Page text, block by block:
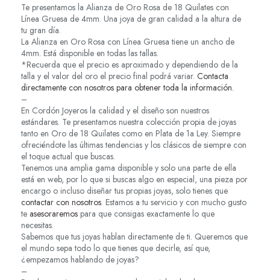
Te presentamos la Alianza de Oro Rosa de 18 Quilates con
Línea Gruesa de 4mm. Una joya de gran calidad a la altura de
tu gran día.
La Alianza en Oro Rosa con Línea Gruesa tiene un ancho de
4mm. Está disponible en todas las tallas.
*Recuerda que el precio es aproximado y dependiendo de la
talla y el valor del oro el precio final podrá variar. Contacta
directamente con nosotros para obtener toda la información.
–
En Cordón Joyeros la calidad y el diseño son nuestros
estándares. Te presentamos nuestra colección propia de joyas
tanto en Oro de 18 Quilates como en Plata de 1a Ley. Siempre
ofreciéndote las últimas tendencias y los clásicos de siempre con
el toque actual que buscas.
Tenemos una amplia gama disponible y solo una parte de ella
está en web, por lo que si buscas algo en especial, una pieza por
encargo o incluso diseñar tus propias joyas, solo tienes que
contactar con nosotros. Estamos a tu servicio y con mucho gusto
te asesoraremos para que consigas exactamente lo que
necesitas.
Sabemos que tus joyas hablan directamente de ti. Queremos que
el mundo sepa todo lo que tienes que decirle, así que,
¿empezamos hablando de joyas?
–